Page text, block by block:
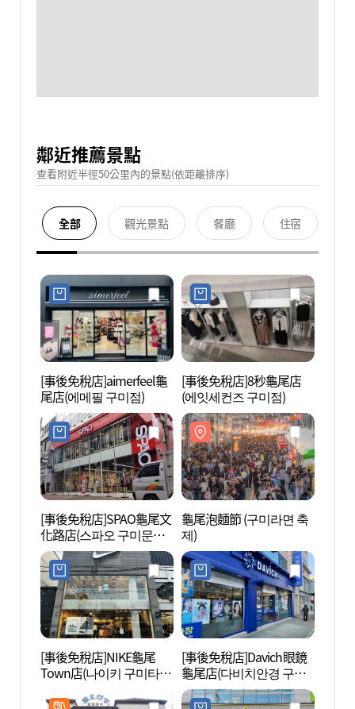
鄰近推薦景點
查看附近半徑50公里內的景點(依距離排序)
全部 觀光景點 餐廳 住宿
[事後免稅店]aimerfeel龜
尾店(에메필 구미점)
[事後免稅店]8秒龜尾店
(에잇세컨즈 구미점)
[事後免稅店]SPAO龜尾文
化路店(스파오 구미문화
로점)
龜尾泡麵節 (구미라면 축
제)
[事後免稅店]NIKE龜尾
Town店(나이키 구미타운
[事後免稅店]Davich眼鏡
龜尾店(다비치안경 구미
점)